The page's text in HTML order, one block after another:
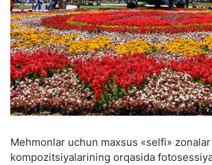
Mehmonlar uchun maxsus «selfi»
kompozitsiyalarining orqasida